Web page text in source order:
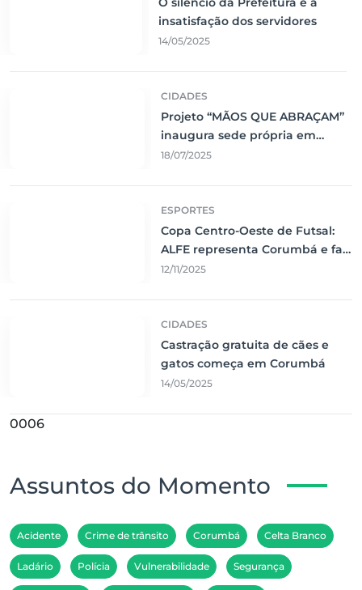
insatisfação dos servidores
14/05/2025
CIDADES
Projeto “MÃOS QUE ABRAÇAM”
inaugura sede própria em
Corumbá
18/07/2025
ESPORTES
Copa Centro-Oeste de Futsal:
ALFE representa Corumbá e faz
jogo emocionante contra o Vila
12/11/2025
CIDADES
Castração gratuita de cães e
gatos começa em Corumbá
14/05/2025
0006
Assuntos do Momento
Acidente Crime de trânsito Corumbá Celta Branco
Ladário Polícia Vulnerabilidade Segurança